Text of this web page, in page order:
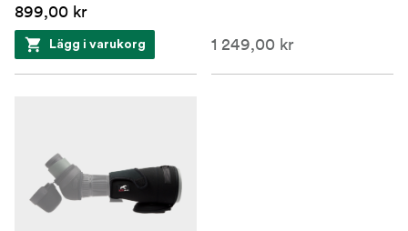
899,00 kr
Lägg i varukorg 1 249,00 kr